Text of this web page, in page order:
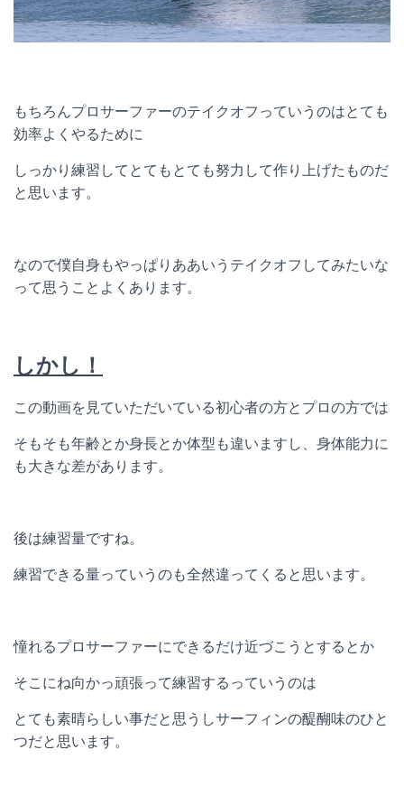
もちろんプロサーファーのテイクオフっていうのはとても
効率よくやるために
しっかり練習してとてもとても努力して作り上げたものだ
と思います。
なので僕自身もやっぱりああいうテイクオフしてみたいな
って思うことよくあります。
しかし！
この動画を見ていただいている初心者の方とプロの方では
そもそも年齢とか身長とか体型も違いますし、身体能力に
も大きな差があります。
後は練習量ですね。
練習できる量っていうのも全然違ってくると思います。
憧れるプロサーファーにできるだけ近づこうとするとか
そこにね向かっ頑張って練習するっていうのは
とても素晴らしい事だと思うしサーフィンの醍醐味のひと
つだと思います。